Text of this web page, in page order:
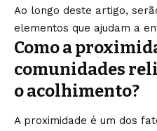
Ao longo deste artigo,
elementos que ajudam a
Como a
comunidades
o acolhimento?
A proximidade é um dos